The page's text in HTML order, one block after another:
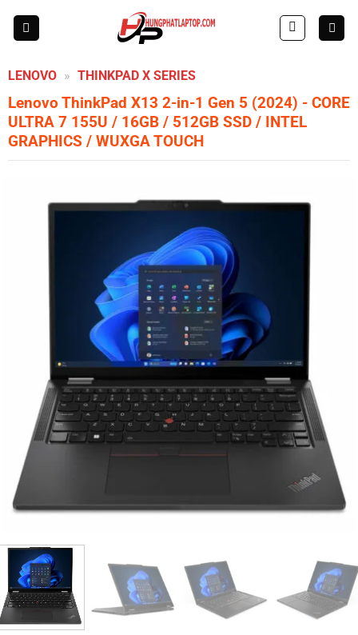
LENOVO » THINKPAD X SERIES
Lenovo ThinkPad X13 2-in-1 Gen 5 (2024) - CORE
ULTRA 7 155U / 16GB / 512GB SSD / INTEL
GRAPHICS / WUXGA TOUCH